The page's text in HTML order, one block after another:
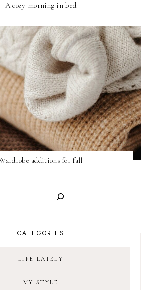
A cozy morning in bed
additions for fall
CATEGORIES
LIFE LATELY
MY STYLE